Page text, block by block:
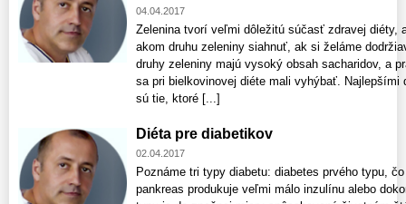
04.04.2017
Zelenina tvorí veľmi dôležitú súčasť zdravej diéty,
akom druhu zeleniny siahnuť, ak si želáme
druhy zeleniny majú vysoký obsah sacharidov, a
sa pri bielkovinovej diéte mali vyhýbať. Najlepšími
sú tie, ktoré [...]
Diéta pre diabetikov
02.04.2017
Poznáme tri typy diabetu: diabetes prvého typu,
pankreas produkuje veľmi málo inzulínu alebo